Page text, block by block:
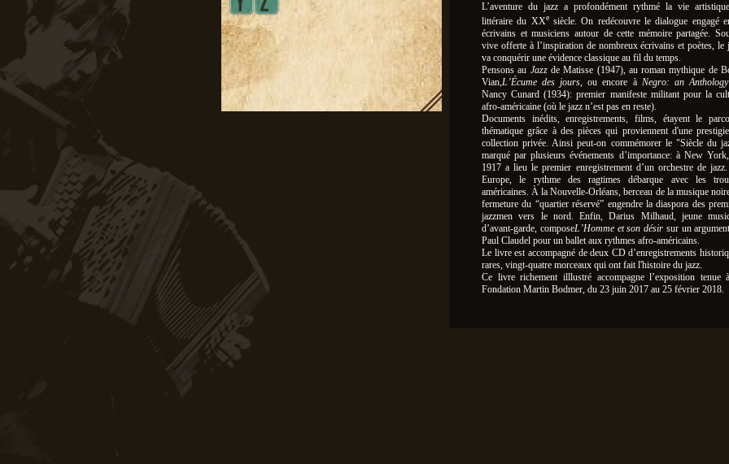
L’aventure du jazz a profondément rythmé la vie
littéraire du XXesiècle. On redécouvre le dialogue engagé
écrivains et musiciens autour de cette mémoire partagée.
vive offerte à l’inspiration de nombreux écrivains et poètes, le
va conquérir une évidence classique au fil du temps.
Pensons au Jazzde Matisse (1947), au roman mythique de
Vian,L’Écume des jours, ou encore à Negro: an Anthology
Nancy Cunard (1934): premier manifeste militant pour la
afro-américaine (où le jazz n’est pas en reste).
Documents inédits, enregistrements, films, étayent le
thématique grâce à des pièces qui proviennent d'une
collection privée. Ainsi peut-on commémorer le "Siècle du
marqué par plusieurs événements d’importance: à New
1917 a lieu le premier enregistrement d’un orchestre de
Europe, le rythme des ragtimes débarque avec les
américaines. À la Nouvelle-Orléans, berceau de la musique
fermeture du “quartier réservé” engendre la diaspora des
jazzmen vers le nord. Enfin, Darius Milhaud, jeune
d’avant-garde, composeL’Homme et son désir sur un
Paul Claudel pour un ballet aux rythmes afro-américains.
Le livre est accompagné de deux CD d’enregistrements
rares, vingt-quatre morceaux qui ont fait l'histoire du jazz.
Ce livre richement illlustré accompagne l’exposition tenue
Fondation Martin Bodmer, du 23 juin 2017 au 25 février 2018.